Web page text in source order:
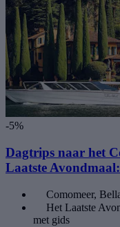
-5%
Dagtrips naar het
Laatste
Comomeer,
Het Laatste
met gids